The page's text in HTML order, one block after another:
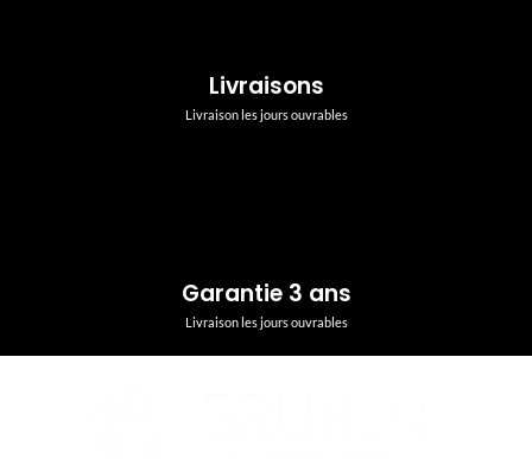
Livraisons
Livraison les jours ouvrables
Garantie 3 ans
Livraison les jours ouvrables